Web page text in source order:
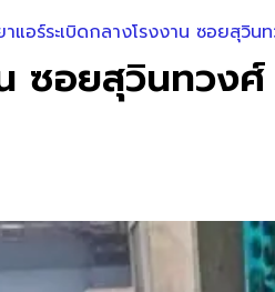
แอร์ระเบิดกลางโรงงาน ซอยสุ
น ซอยสุวินทว